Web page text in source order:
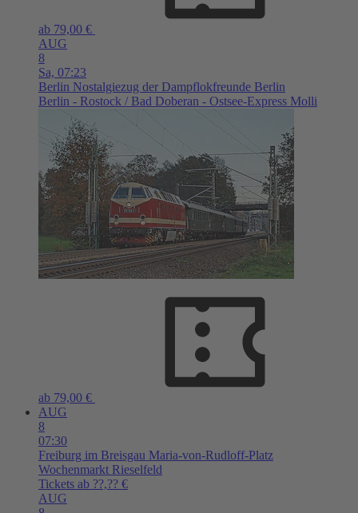
ab 79,00 €
AUG
8
Sa, 07:23
Berlin Nostalgiezug der Dampflokfreunde Berlin
Berlin - Rostock / Bad Doberan - Ostsee-Express Molli
ab 79,00 €
AUG
8
07:30
Freiburg im Breisgau Maria-von-Rudloff-Platz
Wochenmarkt Rieselfeld
Tickets ab ??,?? €
AUG